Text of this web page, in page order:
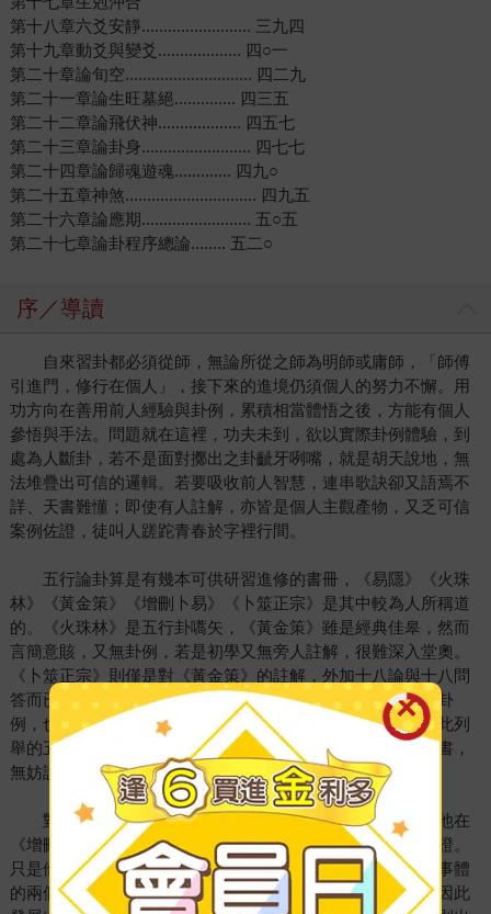
第十八章六爻安靜......................... 三九四
第十九章動爻與變爻................... 四○一
第二十章論旬空............................. 四二九
第二十一章論生旺墓絕.............. 四三五
第二十二章論飛伏神................... 四五七
第二十三章論卦身......................... 四七七
第二十四章論歸魂遊魂............. 四九○
第二十五章神煞.............................. 四九五
第二十六章論應期......................... 五○五
第二十七章論卦程序總論........ 五二○
序／導讀
自來習卦都必須從師，無論所從之師為明師或庸師，「師傅
引進門，修行在個人」，接下來的進境仍須個人的努力不懈。用
功方向在善用前人經驗與卦例，累積相當體悟之後，方能有個人
參悟與手法。問題就在這裡，功夫未到，欲以實際卦例體驗，到
處為人斷卦，若不是面對擲出之卦齜牙咧嘴，就是胡天說地，無
法堆疊出可信的邏輯。若要吸收前人智慧，連串歌訣卻又語焉不
詳、天書難懂；即使有人註解，亦皆是個人主觀產物，又乏可信
案例佐證，徒叫人蹉跎青春於字裡行間。
五行論卦算是有幾本可供研習進修的書冊，《易隱》《火珠
林》《黃金策》《增刪卜易》《卜筮正宗》是其中較為人所稱道
的。《火珠林》是五行卦嚆矢，《黃金策》雖是經典佳皋，然而
言簡意賅，又無卦例，若是初學又無旁人註解，很難深入堂奧。
《卜筮正宗》則僅是對《黃金策》的註解，外加十八論與十八問
答而已；不說其註釋頗多個人想當然爾，即是十八問答中的卦
例，也多抄襲《增刪卜易》。至於《易隱》與其他各種未在此列
舉的五行卦書類，都同樣是蒐羅各種論說集冊，與其說是卦書，
無妨說是個人筆記較為恰當。.
對於現代五行卦的論述，野鶴的貢獻最大；最重要的，他在
《增刪卜易》之內提供了相當數量、可信度極高的卦例與驗證。
只是他在論卦之時，据執於用神觀念，忽略掉世應對照本是事體
的兩個極心，以致有時從已知事實反推，卦象卻無法吻合，因此